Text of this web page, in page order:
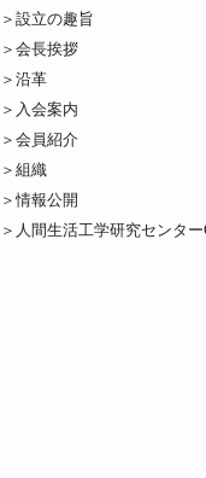
設立の趣旨
会長挨拶
沿革
入会案内
会員紹介
組織
情報公開
人間生活工学研究センタ